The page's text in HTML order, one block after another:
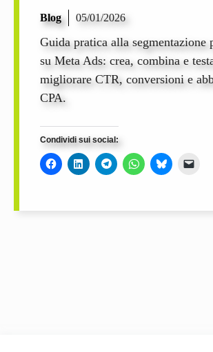
Blog 05/01/2026
Guida pratica alla segmentazione
su Meta Ads: crea, combina e
migliorare CTR, conversioni e
CPA.
Condividi sui social: